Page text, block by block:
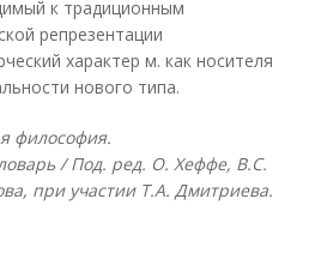
к традиционным
репрезентации
характер м. как носителя
нового типа.
философия.
/ Под. ред. О. Хеффе, В.С.
при участии Т.А. Дмитриева.